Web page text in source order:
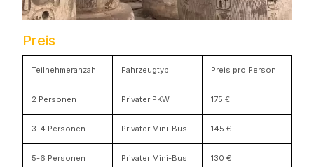
Preis
Teilnehmeranzahl Fahrzeugtyp Preis pro Person
2 Personen Privater PKW 175 €
3-4 Personen Privater Mini-Bus 145 €
5-6 Personen Privater Mini-Bus 130 €